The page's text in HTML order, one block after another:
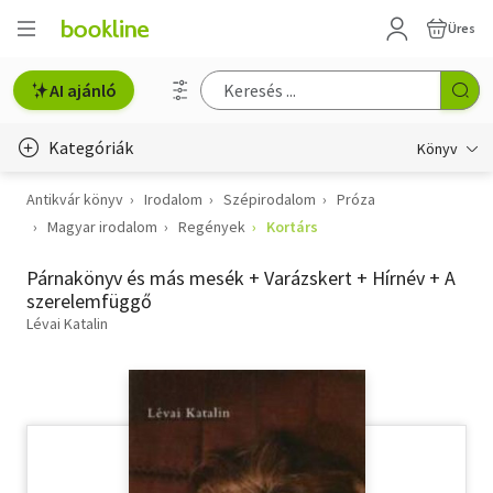
Üres
AI ajánló
Kategóriák Könyv
Életmód, egészség
Gyermek- és ifjúsági
Antikvár könyv Irodalom Szépirodalom
Próza
Magyar irodalom
Regények Kortárs
Párnakönyv és más mesék + Varázskert + Hírnév + A
szerelemfüggő
Lévai Katalin